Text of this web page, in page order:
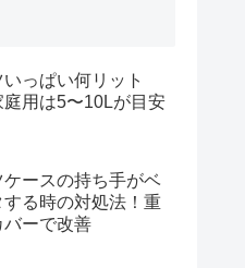
っぱい何リット
庭用は5〜10Lが目安
ケースの持ち手がベ
する時の対処法！重
バーで改善